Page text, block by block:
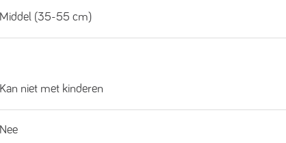
Middel (35-55 cm)
Kan niet met kinderen
Nee